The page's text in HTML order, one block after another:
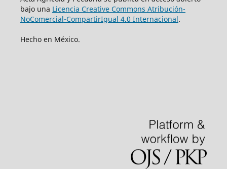
bajo una Licencia Creative Commons Atribución-
NoComercial-CompartirIgual 4.0 Internacional.
Hecho en México.